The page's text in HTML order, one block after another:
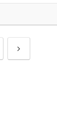
次